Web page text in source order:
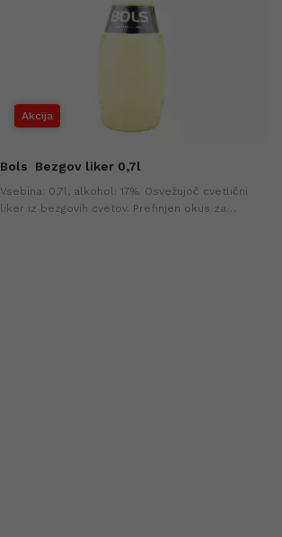
Akcija
Bols Bezgov liker 0,7l
Vsebina: 0,7l, alkohol: 17%. Osvežujoč cvetlični
liker iz bezgovih cvetov. Prefinjen okus za